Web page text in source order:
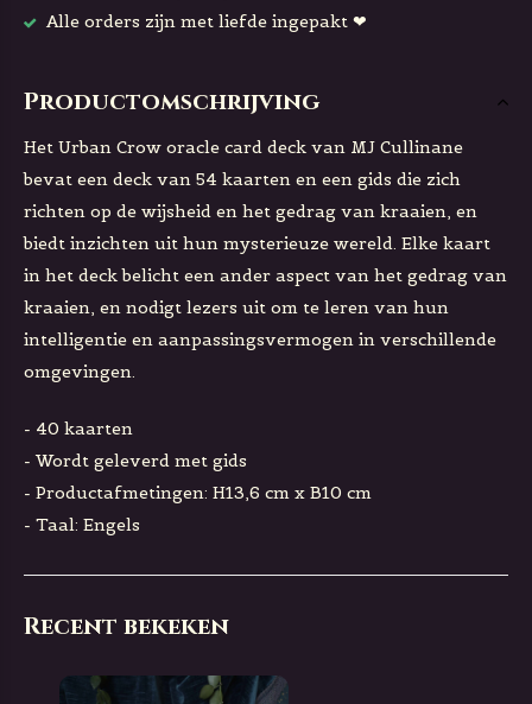
Alle orders zijn met liefde ingepakt ❤
Productomschrijving
Het Urban Crow oracle card deck van MJ Cullinane
bevat een deck van 54 kaarten en een gids die zich
richten op de wijsheid en het gedrag van kraaien, en
biedt inzichten uit hun mysterieuze wereld. Elke kaart
in het deck belicht een ander aspect van het gedrag van
kraaien, en nodigt lezers uit om te leren van hun
intelligentie en aanpassingsvermogen in verschillende
omgevingen.
- 40 kaarten
- Wordt geleverd met gids
- Productafmetingen: H13,6 cm x B10 cm
- Taal: Engels
Recent bekeken